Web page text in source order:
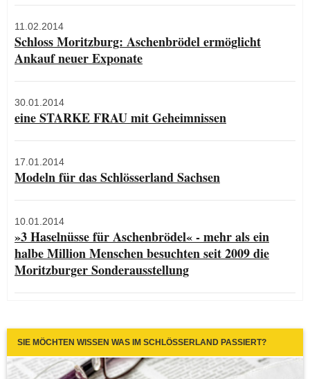
11.02.2014
Schloss Moritzburg: Aschenbrödel ermöglicht
Ankauf neuer Exponate
30.01.2014
eine STARKE FRAU mit Geheimnissen
17.01.2014
Modeln für das Schlösserland Sachsen
10.01.2014
»3 Haselnüsse für Aschenbrödel« - mehr als ein
halbe Million Menschen besuchten seit 2009 die
Moritzburger Sonderausstellung
SIE MÖCHTEN WISSEN WAS IM SCHLÖSSERLAND PASSIERT?